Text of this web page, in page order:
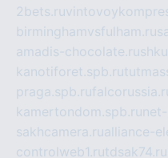
2bets.ru
birminghamvsfulham.ru
amadis-chocolate.ru
kanotiforet.spb.ru
praga.spb.ru
kamertondom.spb.ru
sakhcamera.rualliance-
controlweb1.rutdsak74.ru